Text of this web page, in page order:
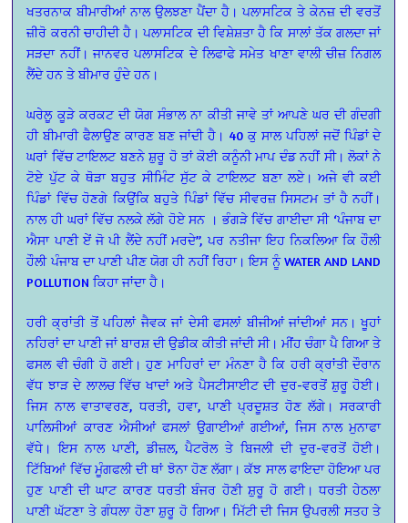
ਖਤਰਨਾਕ ਬੀਮਾਰੀਆਂ ਨਾਲ ਉਲਝਣਾ ਪੈਂਦਾ ਹੈ। ਪਲਾਸਟਿਕ ਤੇ ਕੇਨਜ਼ ਦੀ ਵਰਤੋਂ
ਜ਼ੀਰੋ ਕਰਨੀ ਚਾਹੀਦੀ ਹੈ। ਪਲਾਸਟਿਕ ਦੀ ਵਿਸ਼ੇਸ਼ਤਾ ਹੈ ਕਿ ਸਾਲਾਂ ਤੱਕ ਗਲਦਾ ਜਾਂ
ਸੜਦਾ ਨਹੀਂ। ਜਾਨਵਰ ਪਲਾਸਟਿਕ ਦੇ ਲਿਫਾਫੇ ਸਮੇਤ ਖਾਣਾ ਵਾਲੀ ਚੀਜ਼ ਨਿਗਲ
ਲੈਂਦੇ ਹਨ ਤੇ ਬੀਮਾਰ ਹੁੰਦੇ ਹਨ।
ਘਰੇਲੂ ਕੂੜੇ ਕਰਕਟ ਦੀ ਯੋਗ ਸੰਭਾਲ ਨਾ ਕੀਤੀ ਜਾਵੇ ਤਾਂ ਆਪਣੇ ਘਰ ਦੀ ਗੰਦਗੀ
ਹੀ ਬੀਮਾਰੀ ਫੈਲਾਉਣ ਕਾਰਣ ਬਣ ਜਾਂਦੀ ਹੈ। 40 ਕੁ ਸਾਲ ਪਹਿਲਾਂ ਜਦੋਂ ਪਿੰਡਾਂ ਦੇ
ਘਰਾਂ ਵਿੱਚ ਟਾਇਲਟ ਬਣਨੇ ਸ਼ੁਰੂ ਹੋ ਤਾਂ ਕੋਈ ਕਨੂੰਨੀ ਮਾਪ ਦੰਡ ਨਹੀਂ ਸੀ। ਲੋਕਾਂ ਨੇ
ਟੋਏ ਪੁੱਟ ਕੇ ਥੋੜਾ ਬਹੁਤ ਸੀਮਿੰਟ ਸੁੱਟ ਕੇ ਟਾਇਲਟ ਬਣਾ ਲਏ। ਅਜੇ ਵੀ ਕਈ
ਪਿੰਡਾਂ ਵਿੱਚ ਹੋਣਗੇ ਕਿਉਂਕਿ ਬਹੁਤੇ ਪਿੰਡਾਂ ਵਿੱਚ ਸੀਵਰਜ਼ ਸਿਸਟਮ ਤਾਂ ਹੈ ਨਹੀਂ।
ਨਾਲ ਹੀ ਘਰਾਂ ਵਿੱਚ ਨਲਕੇ ਲੱਗੇ ਹੋਏ ਸਨ । ਭੰਗੜੇ ਵਿੱਚ ਗਾਈਦਾ ਸੀ ‘ਪੰਜਾਬ ਦਾ
ਐਸਾ ਪਾਣੀ ਏਂ ਜੋ ਪੀ ਲੈਂਦੇ ਨਹੀਂ ਮਰਦੇ”, ਪਰ ਨਤੀਜਾ ਇਹ ਨਿਕਲਿਆ ਕਿ ਹੌਲੀ
ਹੌਲੀ ਪੰਜਾਬ ਦਾ ਪਾਣੀ ਪੀਣ ਯੋਗ ਹੀ ਨਹੀਂ ਰਿਹਾ। ਇਸ ਨੂੰ WATER AND LAND
POLLUTION ਕਿਹਾ ਜਾਂਦਾ ਹੈ।
ਹਰੀ ਕ੍ਰਾਂਤੀ ਤੋਂ ਪਹਿਲਾਂ ਜੈਵਕ ਜਾਂ ਦੇਸੀ ਫਸਲਾਂ ਬੀਜੀਆਂ ਜਾਂਦੀਆਂ ਸਨ। ਖੂਹਾਂ
ਨਹਿਰਾਂ ਦਾ ਪਾਣੀ ਜਾਂ ਬਾਰਸ਼ ਦੀ ਉਡੀਕ ਕੀਤੀ ਜਾਂਦੀ ਸੀ। ਮੀਂਹ ਚੰਗਾ ਪੈ ਗਿਆ ਤੇ
ਫਸਲ ਵੀ ਚੰਗੀ ਹੋ ਗਈ। ਹੁਣ ਮਾਹਿਰਾਂ ਦਾ ਮੰਨਣਾ ਹੈ ਕਿ ਹਰੀ ਕ੍ਰਾਂਤੀ ਦੌਰਾਨ
ਵੱਧ ਝਾੜ ਦੇ ਲਾਲਚ ਵਿੱਚ ਖਾਦਾਂ ਅਤੇ ਪੈਸਟੀਸਾਈਟ ਦੀ ਦੁਰ-ਵਰਤੋਂ ਸ਼ੁਰੂ ਹੋਈ।
ਜਿਸ ਨਾਲ ਵਾਤਾਵਰਣ, ਧਰਤੀ, ਹਵਾ, ਪਾਣੀ ਪ੍ਰਦੂਸ਼ਤ ਹੋਣ ਲੱਗੇ। ਸਰਕਾਰੀ
ਪਾਲਿਸੀਆਂ ਕਾਰਣ ਐਸੀਆਂ ਫਸਲਾਂ ਉਗਾਈਆਂ ਗਈਆਂ, ਜਿਸ ਨਾਲ ਮੁਨਾਫਾ
ਵੱਧੇ। ਇਸ ਨਾਲ ਪਾਣੀ, ਡੀਜ਼ਲ, ਪੈਟਰੋਲ ਤੇ ਬਿਜਲੀ ਦੀ ਦੁਰ-ਵਰਤੋਂ ਹੋਈ।
ਟਿੱਬਿਆਂ ਵਿੱਚ ਮੂੰਗਫਲੀ ਦੀ ਥਾਂ ਝੋਨਾ ਹੋਣ ਲੱਗਾ। ਕੱਝ ਸਾਲ ਫਾਇਦਾ ਹੋਇਆ ਪਰ
ਹੁਣ ਪਾਣੀ ਦੀ ਘਾਟ ਕਾਰਣ ਧਰਤੀ ਬੰਜਰ ਹੋਣੀ ਸ਼ੁਰੂ ਹੋ ਗਈ। ਧਰਤੀ ਹੇਠਲਾ
ਪਾਣੀ ਘੱਟਣਾ ਤੇ ਗੰਧਲਾ ਹੋਣਾ ਸ਼ੁਰੂ ਹੋ ਗਿਆ। ਮਿੱਟੀ ਦੀ ਜਿਸ ਉਪਰਲੀ ਸਤਹ ਤੇ